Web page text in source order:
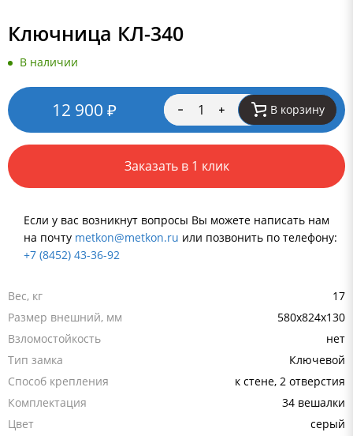
Ключница КЛ-340
В наличии
12 900 ₽ В корзину
Заказать в 1 клик
Если у вас возникнут вопросы Вы можете написать нам
на почту metkon@metkon.ru или позвонить по телефону:
+7 (8452) 43-36-92
Вес, кг
17
Размер внешний, мм
580x824x130
Взломостойкость
нет
Тип замка
Ключевой
Способ крепления
к стене, 2 отверстия
Комплектация
34 вешалки
Цвет
серый